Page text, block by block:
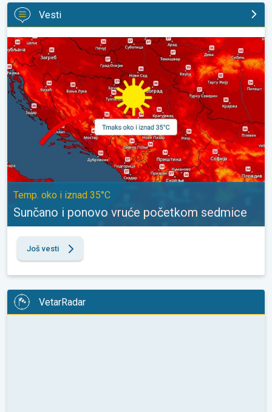
Vesti
Sunčano i ponovo vruće početkom sedmice. Temp. oko i iznad
Temp. oko i iznad 35°C
Sunčano i ponovo vruće početkom sedmice
Još vesti
VetarRadar